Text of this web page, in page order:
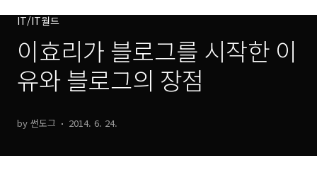
IT/IT월드
이효리가 블로그를 시작한 이
유와 블로그의 장점
by 썬도그 2014. 6. 24.